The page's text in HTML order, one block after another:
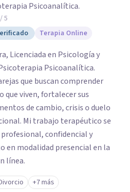
Psicoanalítica.
/ 5
Terapia Online
Licenciada en Psicología y
Psicoanalítica.
que buscan comprender
que viven, fortalecer sus
de cambio, crisis o duelo
Mi trabajo terapéutico se
confidencial y
en modalidad presencial en la
línea.
+7 más